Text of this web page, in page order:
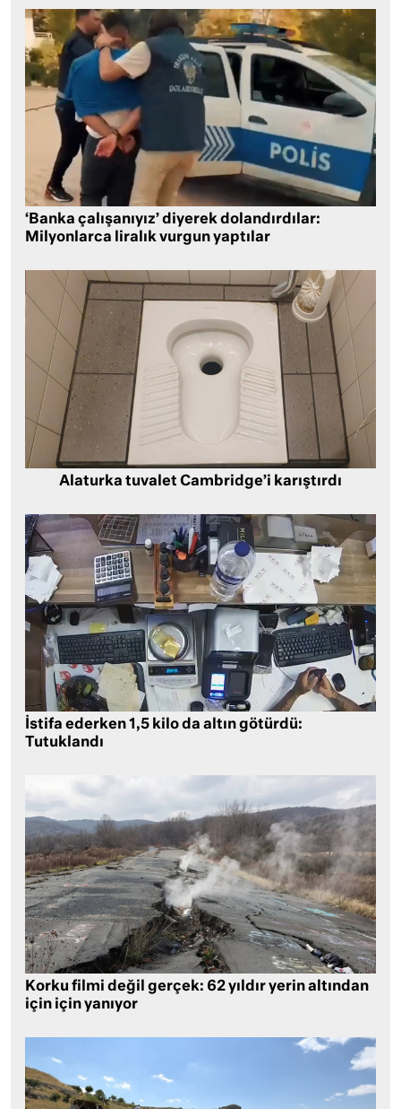
‘Banka çalışanıyız’ diyerek dolandırdılar:
Milyonlarca liralık vurgun yaptılar
Alaturka tuvalet Cambridge’i karıştırdı
İstifa ederken 1,5 kilo da altın götürdü:
Tutuklandı
Korku filmi değil gerçek: 62 yıldır yerin altından
için için yanıyor